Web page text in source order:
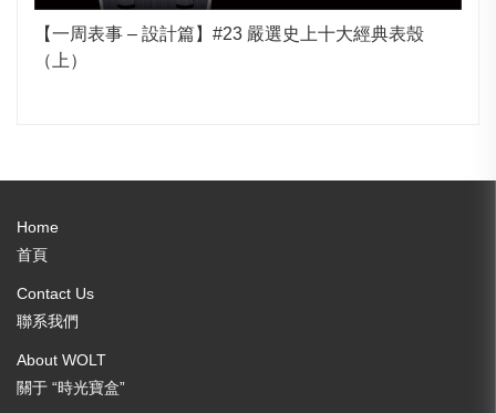
【一周表事 – 設計篇】#23 嚴選史上十大經典表殼
（上）
Home
首頁
Contact Us
聯系我們
About WOLT
關于 “時光寶盒”